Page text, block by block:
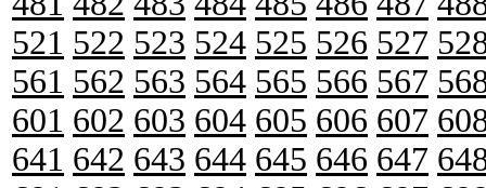
521 522 523 524 525 526 527
561 562 563 564 565 566 567
601 602 603 604 605 606 607
641 642 643 644 645 646 647